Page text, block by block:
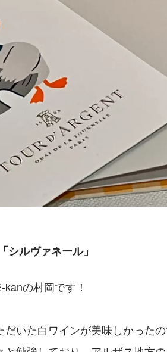
シルヴァネール」
の村岡です！
いた白ワインが美味しかったの